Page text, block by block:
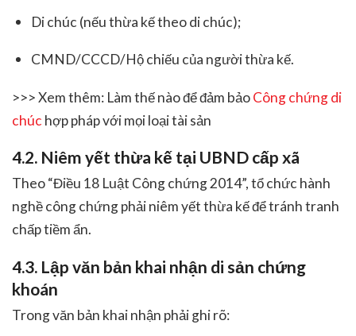
Di chúc (nếu thừa kế theo di chúc);
CMND/CCCD/Hộ chiếu của người thừa kế.
>>> Xem thêm: Làm thế nào để đảm bảoCông chứng di
chúc hợp pháp với mọi loại tài sản
4.2. Niêm yết thừa kế tại UBND cấp xã
Theo “Điều 18 Luật Công chứng 2014”, tổ chức hành
nghề công chứng phải niêm yết thừa kế để tránh tranh
chấp tiềm ẩn.
4.3. Lập văn bản khai nhận di sản chứng
khoán
Trong văn bản khai nhận phải ghi rõ: